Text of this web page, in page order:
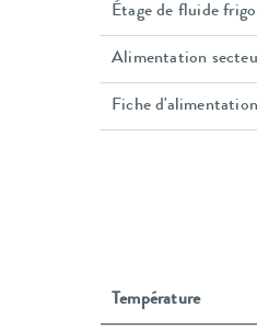
Étage de fluide
Alimentation
Fiche d'alimentation
Température